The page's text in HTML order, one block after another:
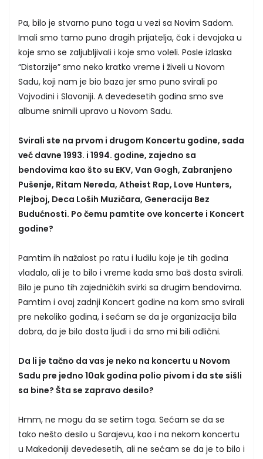
Pa, bilo je stvarno puno toga u vezi sa Novim Sadom.
Imali smo tamo puno dragih prijatelja, čak i devojaka u
koje smo se zaljubljivali i koje smo voleli. Posle izlaska
“Distorzije” smo neko kratko vreme i živeli u Novom
Sadu, koji nam je bio baza jer smo puno svirali po
Vojvodini i Slavoniji. A devedesetih godina smo sve
albume snimili upravo u Novom Sadu.
Svirali ste na prvom i drugom Koncertu godine, sada
već davne 1993. i 1994. godine, zajedno sa
bendovima kao što su EKV, Van Gogh, Zabranjeno
Pušenje, Ritam Nereda, Atheist Rap, Love Hunters,
Plejboj, Deca Loših Muzičara, Generacija Bez
Budućnosti. Po čemu pamtite ove koncerte i Koncert
godine?
Pamtim ih nažalost po ratu i ludilu koje je tih godina
vladalo, ali je to bilo i vreme kada smo baš dosta svirali.
Bilo je puno tih zajedničkih svirki sa drugim bendovima.
Pamtim i ovaj zadnji Koncert godine na kom smo svirali
pre nekoliko godina, i sećam se da je organizacija bila
dobra, da je bilo dosta ljudi i da smo mi bili odlični.
Da li je tačno da vas je neko na koncertu u Novom
Sadu pre jedno 10ak godina polio pivom i da ste sišli
sa bine? Šta se zapravo desilo?
Hmm, ne mogu da se setim toga. Sećam se da se
tako nešto desilo u Sarajevu, kao i na nekom koncertu
u Makedoniji devedesetih, ali ne sećam se da je to bilo i